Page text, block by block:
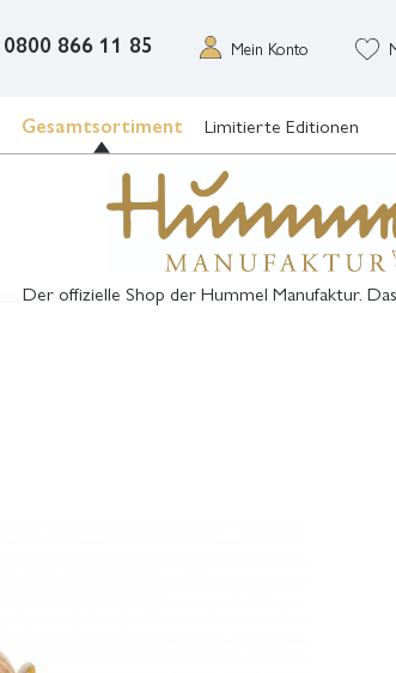
0800 866 11 85 Mein Konto
Gesamtsortiment Limitierte Editionen
Der offizielle Shop der Hummel Manufaktur.